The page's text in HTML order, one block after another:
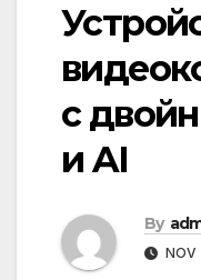
с
и AI
By
NOV